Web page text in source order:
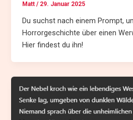
Matt/ 29. Januar 2025
Du suchst nach einem Prompt,
Horrorgeschichte über einen
Hier findest du ihn!